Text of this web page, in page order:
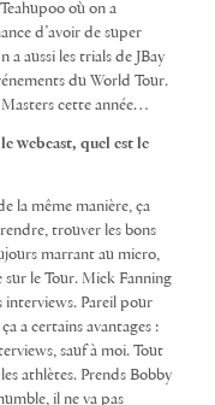
où on a
d’avoir de super
a aussi les trials de JBay
du World Tour.
Masters cette année…
webcast, quel est le
la même manière, ça
trouver les bons
marrant au micro,
le Tour. Mick Fanning
interviews. Pareil pour
a certains avantages :
sauf à moi. Tout
athlètes. Prends Bobby
il ne va pas